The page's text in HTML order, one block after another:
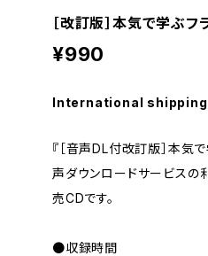
［改訂版］本気で学ぶ
¥990
International
『［音声DL付改訂版］本気
声ダウンロードサービスの
売CDです。
●収録時間